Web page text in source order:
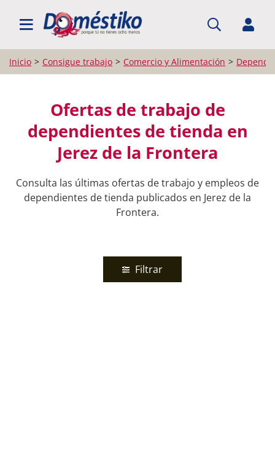
BUSCAR EMPLEO
Inicio Consigue trabajo Comercio y Alimentación
Ofertas de trabajo de
dependientes de tienda en
Jerez de la Frontera
Consulta las últimas ofertas de trabajo y empleos de
dependientes de tienda publicados en Jerez de la
Frontera.
Filtrar